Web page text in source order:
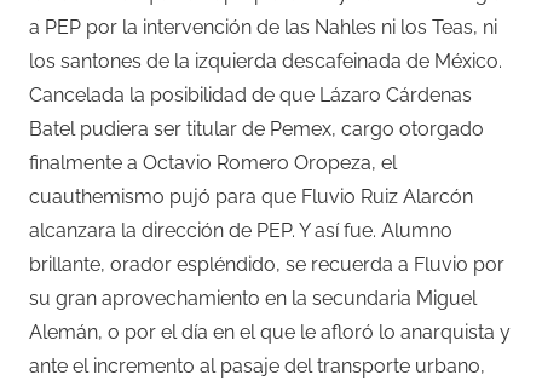
a PEP por la intervención de las Nahles ni los Teas, ni
los santones de la izquierda descafeinada de México.
Cancelada la posibilidad de que Lázaro Cárdenas
Batel pudiera ser titular de Pemex, cargo otorgado
finalmente a Octavio Romero Oropeza, el
cuauthemismo pujó para que Fluvio Ruiz Alarcón
alcanzara la dirección de PEP. Y así fue. Alumno
brillante, orador espléndido, se recuerda a Fluvio por
su gran aprovechamiento en la secundaria Miguel
Alemán, o por el día en el que le afloró lo anarquista y
ante el incremento al pasaje del transporte urbano,